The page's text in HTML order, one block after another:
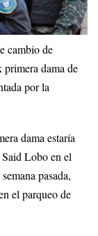
cambio de
dama de
por la
dama estaría
Lobo en el
pasada,
el parqueo de